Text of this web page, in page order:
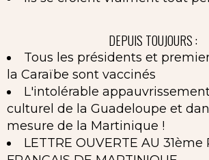
DEPUIS TOUJOURS :
Tous les présidents et
la Caraïbe sont vaccinés
L'intolérable
culturel de la Guadeloupe et
mesure de la Martinique !
LETTRE OUVERTE AU 31ème